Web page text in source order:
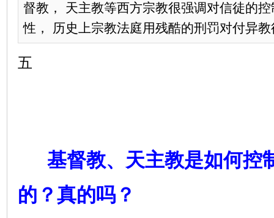
督教， 天主教等西方宗教很强调对信徒的
性， 历史上宗教法庭用残酷的刑罚对付异
五
基督教、天主教是如何控
的？真的吗？